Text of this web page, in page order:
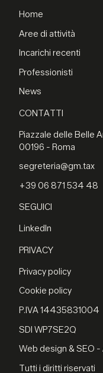
Home
Aree di attività
Incarichi recenti
Professionisti
News
CONTATTI
Piazzale delle Belle
00196 - Roma
segreteria@gm.tax
+39 06 871 534 48
SEGUICI
LinkedIn
PRIVACY
Privacy policy
Cookie policy
P.IVA 14435831004
SDI WP7SE2Q
Web design & SEO -
Tutti i diritti riservati